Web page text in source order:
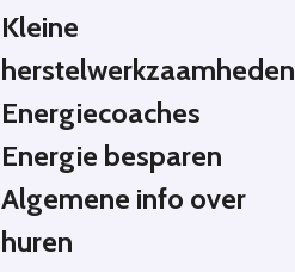
Kleine
herstelwerkzaamheden
Energiecoaches
Energie besparen
Algemene info over
huren